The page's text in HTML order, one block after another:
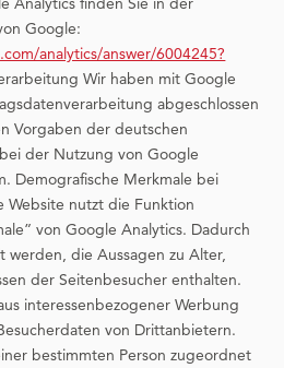
Google:
analytics/answer/6004245?
Wir haben mit Google
abgeschlossen
Vorgaben der deutschen
der Nutzung von Google
Demografische Merkmale bei
Website nutzt die Funktion
von Google Analytics. Dadurch
werden, die Aussagen zu Alter,
der Seitenbesucher enthalten.
interessenbezogener Werbung
von Drittanbietern.
bestimmten Person zugeordnet